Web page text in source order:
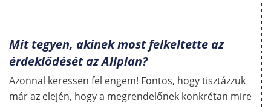
Mit tegyen, akinek most felkeltette az
érdeklődését az Allplan?
Azonnal keressen fel engem! Fontos, hogy tisztázzuk
már az elején, hogy a megrendelőnek konkrétan mire